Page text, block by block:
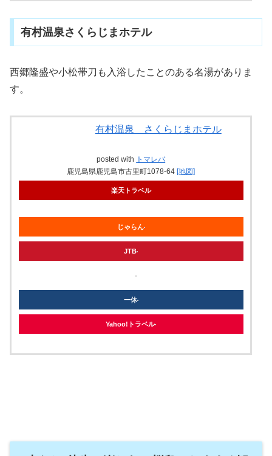
有村温泉さくらじまホテル
西郷隆盛や小松帯刀も入浴したことのある名湯がありま
す。
有村温泉 さくらじまホテル
posted with トマレバ
鹿児島県鹿児島市古里町1078-64 [地図]
楽天トラベル
じゃらん
JTB
knt
一休
Yahoo!トラベル